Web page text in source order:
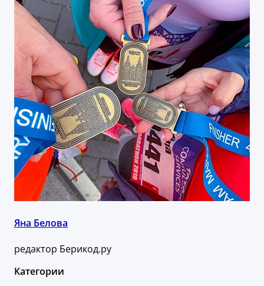
Яна Белова
редактор Берикод.ру
Категории